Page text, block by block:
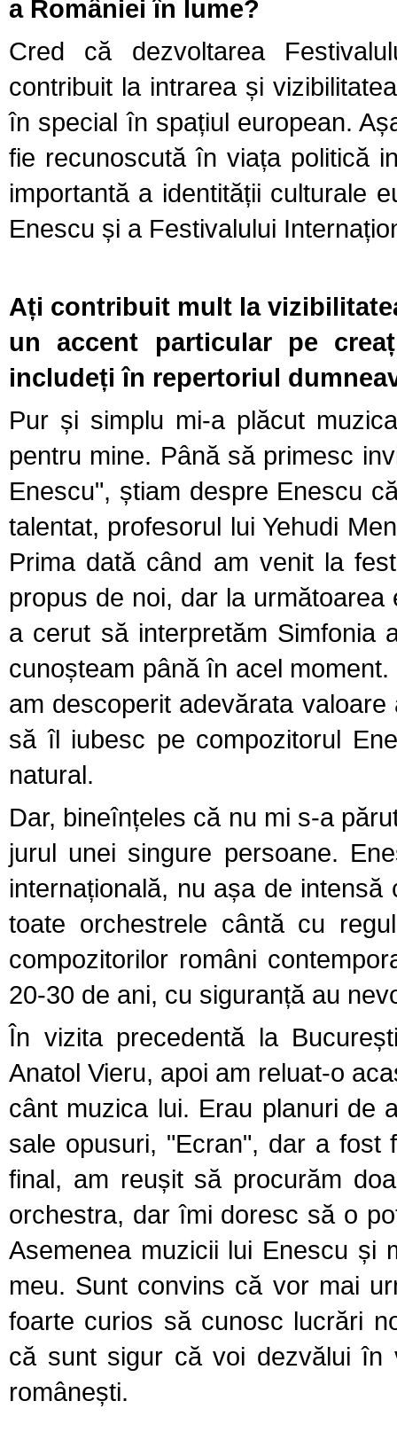
a României în lume?
Cred că dezvoltarea
contribuit la intrarea și
în special în spațiul european.
fie recunoscută în viața politică
importantă a identității culturale
Enescu și a Festivalului
Ați contribuit mult la
un accent particular pe
includeți în repertoriul
Pur și simplu mi-a plăcut
pentru mine. Până să primesc
Enescu", știam despre Enescu
talentat, profesorul lui Yehudi
Prima dată când am venit la
propus de noi, dar la
a cerut să interpretăm
cunoșteam până în acel
am descoperit adevărata
să îl iubesc pe compozitorul
natural.
Dar, bineînțeles că nu mi s-a
jurul unei singure persoane.
internațională, nu așa de
toate orchestrele cântă cu
compozitorilor români
20-30 de ani, cu siguranță au
În vizita precedentă la
Anatol Vieru, apoi am reluat-o
cânt muzica lui. Erau planuri de
sale opusuri, "Ecran", dar a fost
final, am reușit să procurăm
orchestra, dar îmi doresc să o
Asemenea muzicii lui Enescu și
meu. Sunt convins că vor mai
foarte curios să cunosc lucrări
că sunt sigur că voi dezvălui în
românești.